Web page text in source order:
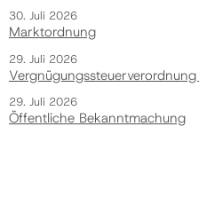
30. Juli 2026
Marktordnung
29. Juli 2026
29. Juli 2026
Öffentliche Bekanntmachung